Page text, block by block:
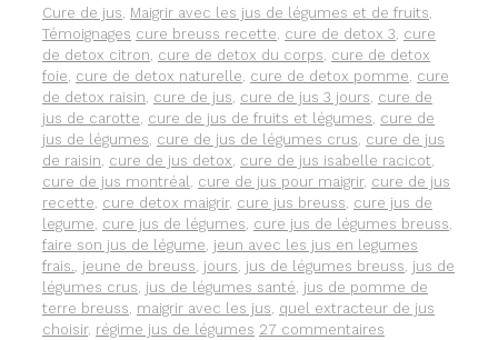
A
PU
MAIGRIR
DE
PRÈS
DE
4
KILOS
EN
10
JOURS
AVEC
UNE
CURE
DE
JUS
Catégories
Cure de jus, Maigrir avec les jus de légumes et de fruits,
Témoignages Étiquettes
cure breuss recette, cure de detox 3, cure
de detox citron, cure de detox du corps, cure de detox
foie, cure de detox naturelle, cure de detox pomme, cure
de detox raisin, cure de jus, cure de jus 3 jours, cure de
jus de carotte, cure de jus de fruits et légumes, cure de
jus de légumes, cure de jus de légumes crus, cure de jus
de raisin, cure de jus detox, cure de jus isabelle racicot,
cure de jus montréal, cure de jus pour maigrir, cure de jus
recette, cure detox maigrir, cure jus breuss, cure jus de
legume, cure jus de légumes, cure jus de légumes breuss,
faire son jus de légume, jeun avec les jus en legumes
frais., jeune de breuss, jours, jus de légumes breuss, jus de
légumes crus, jus de légumes santé, jus de pomme de
terre breuss, maigrir avec les jus, quel extracteur de jus
choisir, régime jus de légumes 27 commentaires